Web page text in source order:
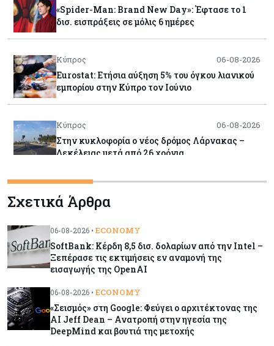
«Spider-Man: Brand New Day»: Έφτασε το 1
δισ. εισπράξεις σε μόλις 6 ημέρες
Κύπρος 06-08-2026
Eurostat: Ετήσια αύξηση 5% του όγκου λιανικού
εμπορίου στην Κύπρο τον Ιούνιο
Κύπρος 06-08-2026
Στην κυκλοφορία ο νέος δρόμος Λάρνακας –
Δεκέλειας μετά από 26 χρόνια
SoftBank: Κέρδη 8,5 δισ. δολαρίων από την
εισαγωγής της OpenAI
Κύπρος 06-08-2026
στο 2,9%
Κύπρος
Σχετικά Άρθρα
06-08-2026 • ECONOMY
SoftBank: Κέρδη 8,5 δισ. δολαρίων από την Intel –
Ξεπέρασε τις εκτιμήσεις εν αναμονή της
εισαγωγής της OpenAI
06-08-2026 • ECONOMY
«Σεισμός» στη Google: Φεύγει ο αρχιτέκτονας της
AI Jeff Dean – Ανατροπή στην ηγεσία της
DeepMind και βουτιά της μετοχής